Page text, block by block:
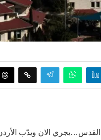
الان ويدّب